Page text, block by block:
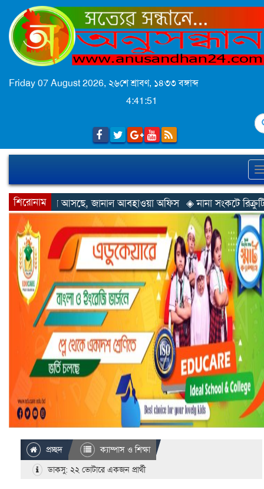
Friday 07 August 2026, ২৬শে শ্রাবণ, ১৪৩৩ বঙ্গাব্দ
4:41:53
শিরোনাম
আবহাওয়া অফিস ◈ নানা সংকটে রিক্রুটিং এজেন্সি, হুমকির মুখে
প্রচ্ছদ
ক্যাম্পাস ও শিক্ষা
ডাকসু: ২২ ভোটারে একজন প্রার্থী